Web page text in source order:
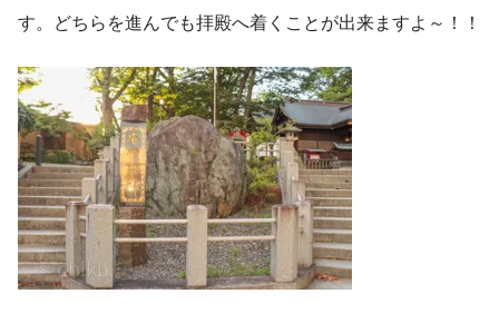
す。どちらを進んでも拝殿へ着くことが出来ますよ～！！